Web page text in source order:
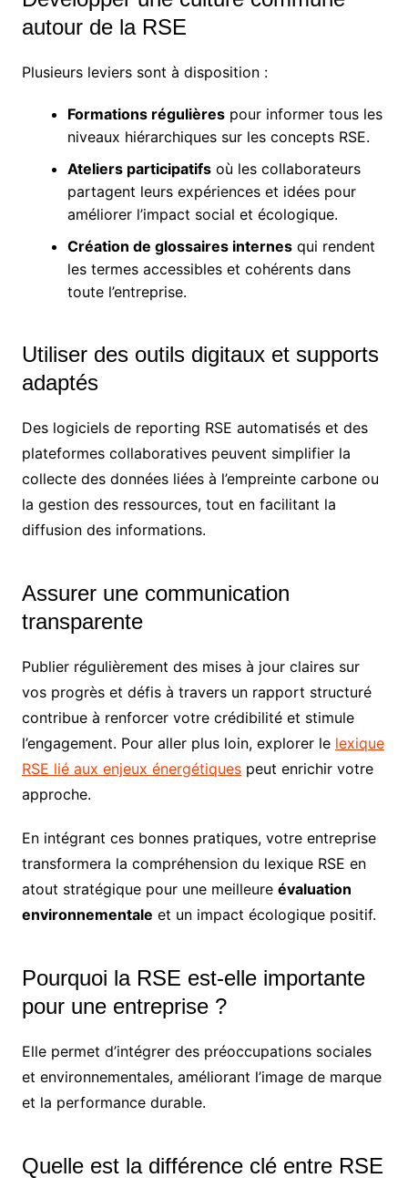
autour de la RSE
Plusieurs leviers sont à disposition :
Formations régulièrespour informer tous les
niveaux hiérarchiques sur les concepts RSE.
Ateliers participatifsoù les collaborateurs
partagent leurs expériences et idées pour
améliorer l’impact social et écologique.
Création de glossaires internesqui rendent
les termes accessibles et cohérents dans
toute l’entreprise.
Utiliser des outils digitaux et supports
adaptés
Des logiciels de reporting RSE automatisés et des
plateformes collaboratives peuvent simplifier la
collecte des données liées à l’empreinte carbone ou
la gestion des ressources, tout en facilitant la
diffusion des informations.
Assurer une communication
transparente
Publier régulièrement des mises à jour claires sur
vos progrès et défis à travers un rapport structuré
contribue à renforcer votre crédibilité et stimule
l’engagement. Pour aller plus loin, explorer le lexique
RSE lié aux enjeux énergétiquespeut enrichir votre
approche.
En intégrant ces bonnes pratiques, votre entreprise
transformera la compréhension du lexique RSE en
atout stratégique pour une meilleure évaluation
environnementale et un impact écologique positif.
Pourquoi la RSE est-elle importante
pour une entreprise ?
Elle permet d’intégrer des préoccupations sociales
et environnementales, améliorant l’image de marque
et la performance durable.
Quelle est la différence clé entre RSE